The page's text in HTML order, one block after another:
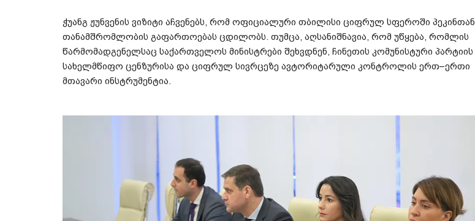
ჭუანგ ჟუნვენის ვიზიტი აჩვენებს რომ ოფიციალური თბილისი ციფრულ სფეროში პეკინთან
თანამშრომლობის გაფართოებას ცდილობს თუმცა აღსანიშნავია რომ უწყება რომლის
წარმომადგენელსაც საქართველოს მინისტრები შეხვდნენ ჩინეთის კომუნისტური პარტიის
სახელმწიფო ცენზურისა და ციფრულ სივრცეზე ავტორიტარული კონტროლის ერთ–ერთი
მთავარი ინსტრუმენტია